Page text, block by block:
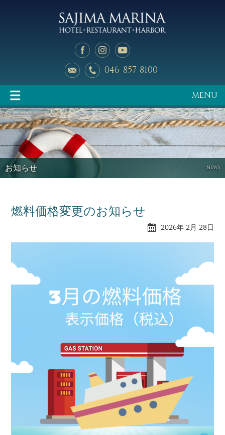
046-857-8100
MENU
イベント情報 マリーナのご案内
釣り天狗
れんたぼー アクセス
スタッフブログ
マリーナオーナー様
専用ログイン
NEWS
お知らせ
燃料価格変更のお知らせ
2026年 2月 28日